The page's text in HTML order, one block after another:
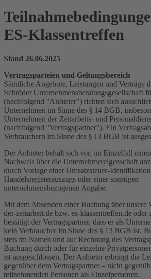
ES-Klassentreffen
Stand 26.06.2025
Vertragsparteien und Geltungsbereich
Sämtliche Angebote, Leistungen und Verträge
Schröder Unternehmensberatungsgesellschaft
(nachfolgend "Anbieter") richten sich
Unternehmen im Sinne des § 14 BGB,
Unternehmen der Zeitarbeits- und
(nachfolgend "Vertragspartner"). Ein
Verbrauchern im Sinne des § 13 BGB ist
Der Anbieter behält sich vor, im Einzelfall
Nachweis über die Unternehmereigenschaft
durch Vorlage einer Umsatzsteuer-
Handelsregisterauszugs oder einer sonstigen
unternehmensbezogenen Angabe.
Mit dem Absenden einer Buchung über unsere
der-zeitarbeit.de bzw. es-klassentreffen.de oder
bestätigt der Vertragspartner, dass er als
kein Verbraucher im Sinne des § 13 BGB ist.
stets im Namen und auf Rechnung des
Buchung durch oder für einzelne
ist ausgeschlossen. Der Anbieter erbringt die
gegenüber dem Vertragspartner – nicht
teilnehmenden Personen als Einzelpersonen.